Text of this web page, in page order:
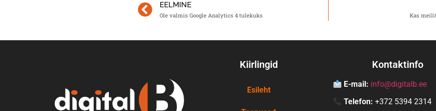
EELMINE
Ole valmis Google Analytics 4 tulekuks Kas
Kiirlingid
Esileht
Kontaktinfo
E-mail: info@digitalb.ee
Telefon: +372 5394 2314